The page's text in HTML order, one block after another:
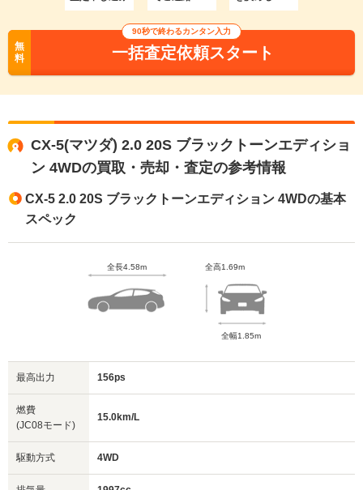
無
料
90秒で終わるカンタン入力
一括査定依頼スタート
CX-5(マツダ) 2.0 20S ブラックトーンエディショ
ン 4WDの買取・売却・査定の参考情報
CX-5 2.0 20S ブラックトーンエディション 4WDの基本
スペック
全長4.58m 全高1.69m
全幅1.85m
最高出力 156ps
燃費
(JC08モード)
15.0km/L
駆動方式 4WD